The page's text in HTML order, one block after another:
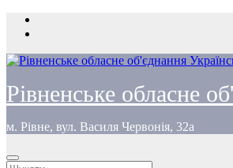
Перейти
Рівненське обласне
м. Рівне, вул. Василя Червонія, 32а